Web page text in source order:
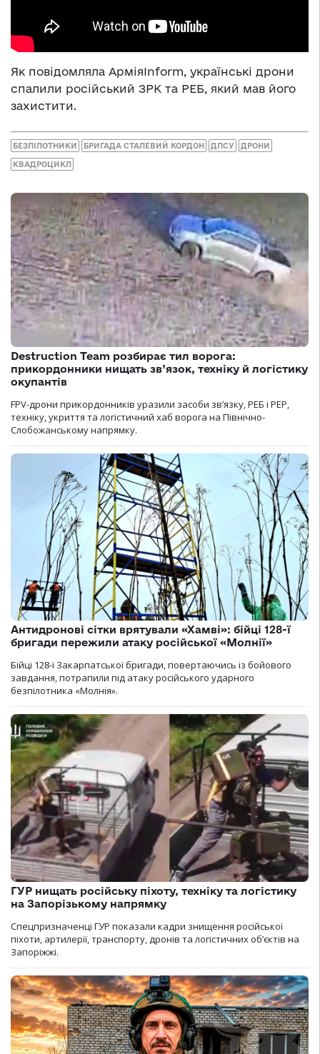
Як повідомляла АрміяInform, українські дрони
спалили російський ЗРК та РЕБ, який мав його
захистити.
БЕЗПІЛОТНИКИ БРИГАДА СТАЛЕВИЙ КОРДОН ДПСУ ДРОНИ
КВАДРОЦИКЛ
Destruction Team розбирає тил ворога:
прикордонники нищать зв’язок, техніку й логістику
окупантів
FPV-дрони прикордонників уразили засоби зв’язку, РЕБ і РЕР,
техніку, укриття та логістичний хаб ворога на Північно-
Слобожанському напрямку.
Антидронові сітки врятували «Хамві»: бійці 128-ї
бригади пережили атаку російської «Молнії»
Бійці 128-ї Закарпатської бригади, повертаючись із бойового
завдання, потрапили під атаку російського ударного
безпілотника «Молнія».
ГУР нищать російську піхоту, техніку та логістику
на Запорізькому напрямку
Спецпризначенці ГУР показали кадри знищення російської
піхоти, артилерії, транспорту, дронів та логістичних об’єктів на
Запоріжжі.